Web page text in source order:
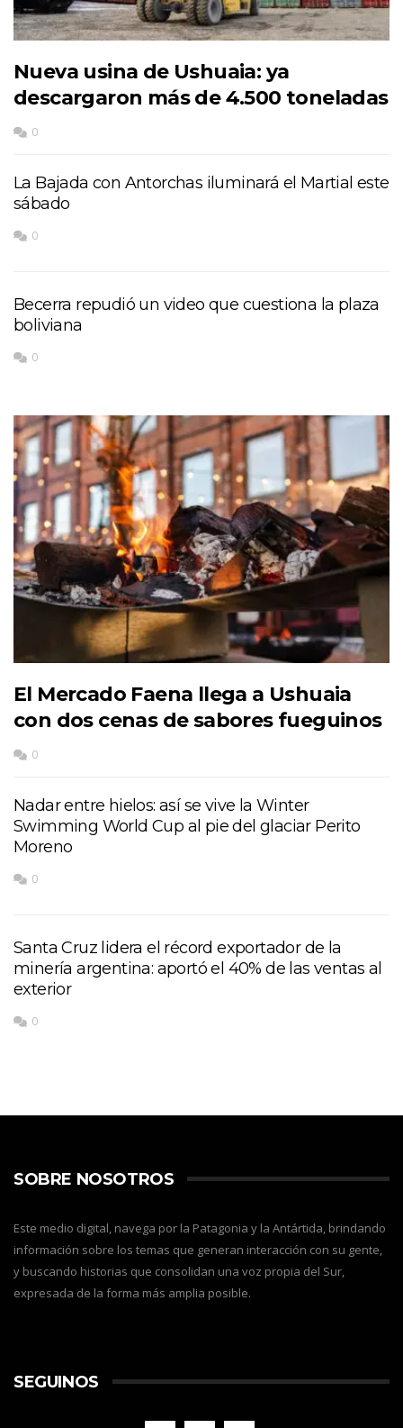
Nueva usina de Ushuaia: ya
descargaron más de 4.500 toneladas
0
La Bajada con Antorchas iluminará el Martial este
sábado
0
Becerra repudió un video que cuestiona la plaza
boliviana
0
El Mercado Faena llega a Ushuaia
con dos cenas de sabores fueguinos
0
Nadar entre hielos: así se vive la Winter
Swimming World Cup al pie del glaciar Perito
Moreno
0
Santa Cruz lidera el récord exportador de la
minería argentina: aportó el 40% de las ventas al
exterior
0
SOBRE NOSOTROS
Este medio digital, navega por la Patagonia y la Antártida, brindando
información sobre los temas que generan interacción con su gente,
y buscando historias que consolidan una voz propia del Sur,
expresada de la forma más amplia posible.
SEGUINOS